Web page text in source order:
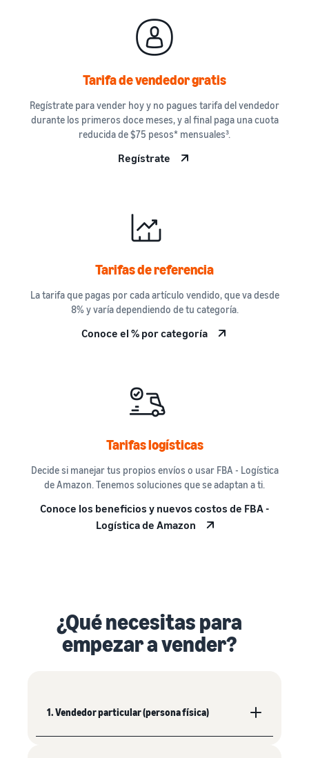
Tarifa de vendedor gratis
Regístrate para vender hoy y no pagues tarifa del vendedor
durante los primeros doce meses, y al final paga una cuota
reducida de $75 pesos* mensuales³.
Regístrate
Tarifas de referencia
La tarifa que pagas por cada artículo vendido, que va desde
8% y varía dependiendo de tu categoría.
Conoce el % por categoría
Tarifas logísticas
Decide si manejar tus propios envíos o usar FBA - Logística
de Amazon. Tenemos soluciones que se adaptan a ti.
Conoce los beneficios y nuevos costos de FBA -
Logística de Amazon
¿Qué necesitas para
empezar a vender?
1. Vendedor particular (persona física)